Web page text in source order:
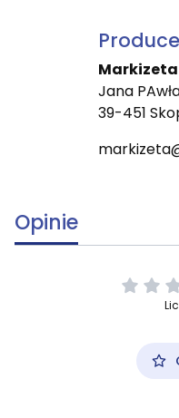
Markizeta
Jana
39-451
Opinie